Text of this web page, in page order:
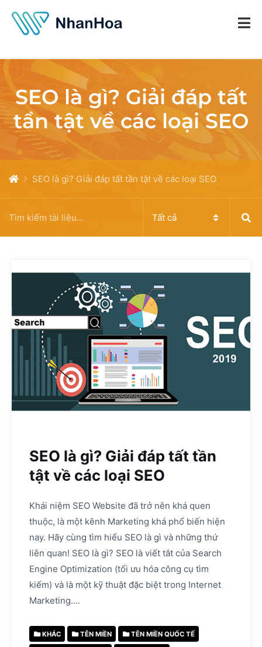
SEO là gì? Giải đáp tất
tần tật về các loại SEO
SEO là gì? Giải đáp tất tần tật về các loại SEO
SEO là gì? Giải đáp tất tần
tật về các loại SEO
Khái niệm SEO Website đã trở nên khá quen
thuộc, là một kênh Marketing khá phổ biến hiện
nay. Hãy cùng tìm hiểu SEO là gì và những thứ
liên quan! SEO là gì? SEO là viết tắt của Search
Engine Optimization (tối ưu hóa công cụ tìm
kiếm) và là một kỹ thuật đặc biệt trong Internet
Marketing….
KHÁC TÊN MIỀN TÊN MIỀN QUỐC TẾ